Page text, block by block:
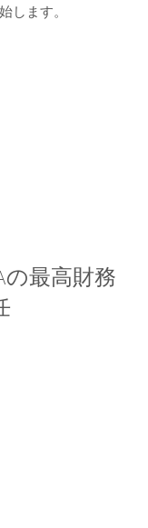
します。
最高財務